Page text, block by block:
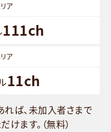
ア
111ch
ア
11ch
ば、未加入者さまで
ます。（無料）